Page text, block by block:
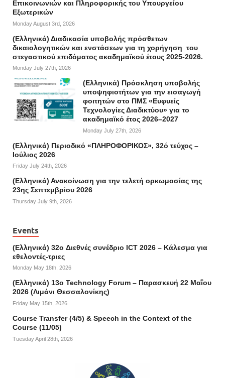
Επικοινωνιών και Πληροφορικής του Υπουργείου
Εξωτερικών
Monday August 3rd, 2026
(Ελληνικά) Διαδικασία υποβολής πρόσθετων
δικαιολογητικών και ενστάσεων για τη χορήγηση του
στεγαστικού επιδόματος ακαδημαϊκού έτους 2025-2026.
Monday July 27th, 2026
(Ελληνικά) Πρόσκληση υποβολής
υποψηφιοτήτων για την εισαγωγή
φοιτητών στο ΠΜΣ «Ευφυείς
Τεχνολογίες Διαδικτύου» για το
ακαδημαϊκό έτος 2026–2027
Monday July 27th, 2026
(Ελληνικά) Περιοδικό «ΠΛΗΡΟΦΟΡΙΚΟΣ», 32ό τεύχος –
Ιούλιος 2026
Friday July 24th, 2026
(Ελληνικά) Ανακοίνωση για την τελετή ορκωμοσίας της
23ης Σεπτεμβρίου 2026
Thursday July 9th, 2026
Events
(Ελληνικά) 32o Διεθνές συνέδριο ICT 2026 – Κάλεσμα για
εθελοντές-τριες
Monday May 18th, 2026
(Ελληνικά) 13ο Technology Forum – Παρασκευή 22 Μαΐου
2026 (Λιμάνι Θεσσαλονίκης)
Friday May 15th, 2026
Course Transfer (4/5) & Speech in the Context of the
Course (11/05)
Tuesday April 28th, 2026